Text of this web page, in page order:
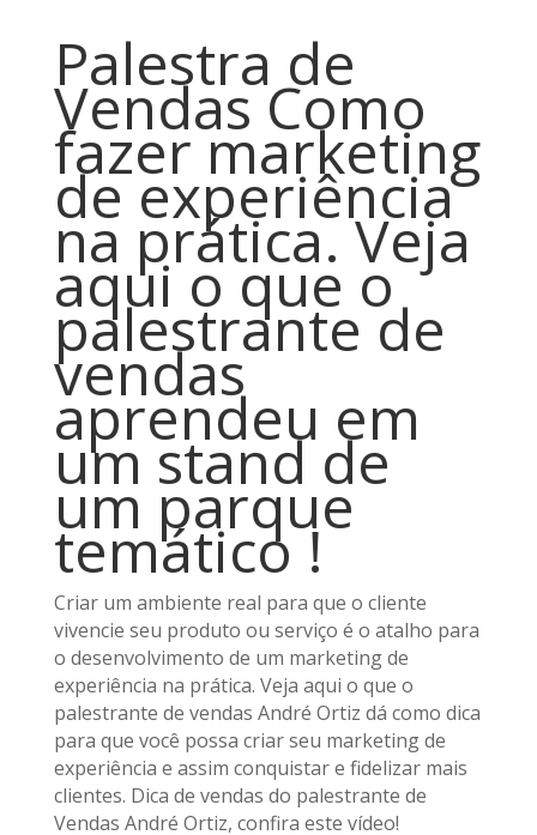
Palestra de
Vendas Como
fazer marketing
de experiência
na prática. Veja
aqui o que o
palestrante de
vendas
aprendeu em
um stand de
um parque
temático !
Criar um ambiente real para que o cliente
vivencie seu produto ou serviço é o atalho para
o desenvolvimento de um marketing de
experiência na prática. Veja aqui o que o
palestrante de vendas André Ortiz dá como dica
para que você possa criar seu marketing de
experiência e assim conquistar e fidelizar mais
clientes. Dica de vendas do palestrante de
Vendas André Ortiz, confira este vídeo!